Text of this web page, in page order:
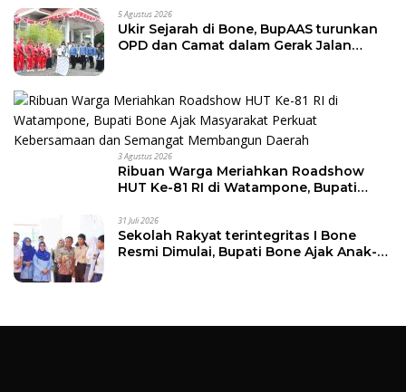
5 Agustus 2026
Ukir Sejarah di Bone, BupAAS turunkan
OPD dan Camat dalam Gerak Jalan
3 Agustus 2026
Ribuan Warga Meriahkan Roadshow
HUT Ke-81 RI di Watampone, Bupati
Kebersamaan dan Semangat
Membangun Daerah
31 Juli 2026
Sekolah Rakyat terintegritas I Bone
Resmi Dimulai, Bupati Bone Ajak Anak-